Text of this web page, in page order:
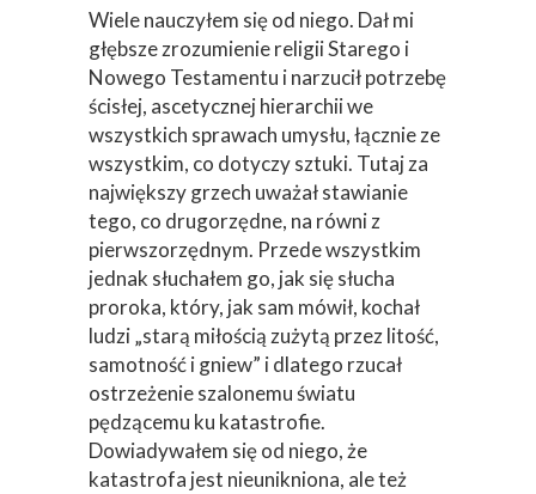
Wiele nauczyłem się od niego. Dał mi
głębsze zrozumienie religii Starego i
Nowego Testamentu i narzucił potrzebę
ścisłej, ascetycznej hierarchii we
wszystkich sprawach umysłu, łącznie ze
wszystkim, co dotyczy sztuki. Tutaj za
największy grzech uważał stawianie
tego, co drugorzędne, na równi z
pierwszorzędnym. Przede wszystkim
jednak słuchałem go, jak się słucha
proroka, który, jak sam mówił, kochał
ludzi „starą miłością zużytą przez litość,
samotność i gniew” i dlatego rzucał
ostrzeżenie szalonemu światu
pędzącemu ku katastrofie.
Dowiadywałem się od niego, że
katastrofa jest nieunikniona, ale też